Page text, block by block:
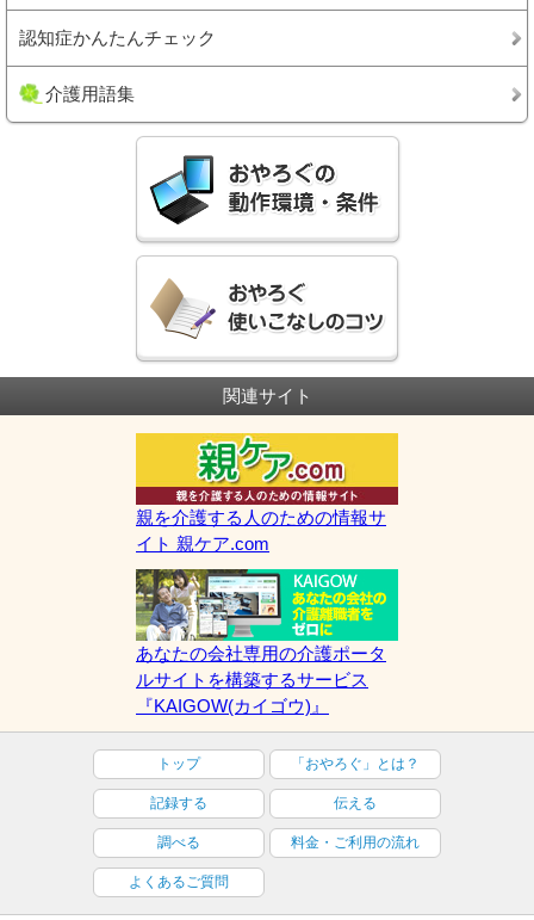
認知症かんたんチェック
介護用語集
関連サイト
親を介護する人のための情報サ
イト 親ケア.com
あなたの会社専用の介護ポータ
ルサイトを構築するサービス
『KAIGOW(カイゴウ)』
トップ 「おやろぐ」とは？
記録する 伝える
調べる 料金・ご利用の流れ
よくあるご質問